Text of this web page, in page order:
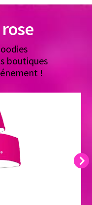
boutiques
!
Next